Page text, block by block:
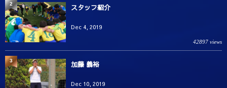
スタッフ紹介
Dec 4, 2019
42897 views
2
加藤 義裕
Dec 10, 2019
3